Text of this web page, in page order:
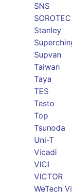
SNS
SOROTEC
Stanley
Supvan
Taiwan
Taya
TES
Testo
Top
Tsunoda
Uni-T
Vicadi
VICI
VICTOR
WeTech